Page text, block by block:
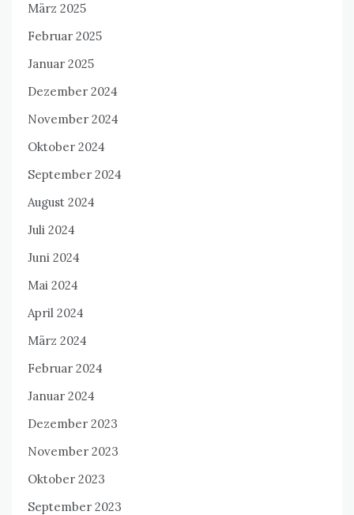
März 2025
Februar 2025
Januar 2025
Dezember 2024
November 2024
Oktober 2024
September 2024
August 2024
Juli 2024
Juni 2024
Mai 2024
April 2024
März 2024
Februar 2024
Januar 2024
Dezember 2023
November 2023
Oktober 2023
September 2023